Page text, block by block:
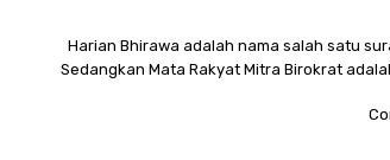
Harian Bhirawa adalah nama salah satu
Sedangkan Mata Rakyat Mitra Birokrat